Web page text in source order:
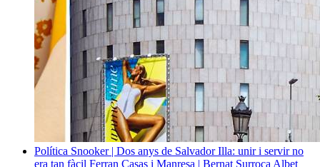
Política Snooker | Dos anys de Salvador Illa: unir i servir no
era tan fàcil Ferran Casas i Manresa | Bernat Surroca Albet